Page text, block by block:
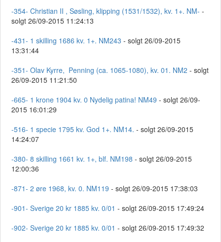
-354- Christian II , Søsling, klipping (1531/1532), kv. 1+. NM- -
solgt 26/09-2015 11:24:13
-431- 1 skilling 1686 kv. 1+. NM243 - solgt 26/09-2015
13:31:44
-351- Olav Kyrre, Penning (ca. 1065-1080), kv. 01. NM2 - solgt
26/09-2015 11:21:50
-665- 1 krone 1904 kv. 0 Nydelig patina! NM49 - solgt 26/09-
2015 16:01:29
-516- 1 specie 1795 kv. God 1+. NM14. - solgt 26/09-2015
14:24:07
-380- 8 skilling 1661 kv. 1+, blf. NM198 - solgt 26/09-2015
12:00:36
-871- 2 øre 1968, kv. 0. NM119 - solgt 26/09-2015 17:38:03
-901- Sverige 20 kr 1885 kv. 0/01 - solgt 26/09-2015 17:49:24
-902- Sverige 20 kr 1885 kv. 0/01 - solgt 26/09-2015 17:49:32